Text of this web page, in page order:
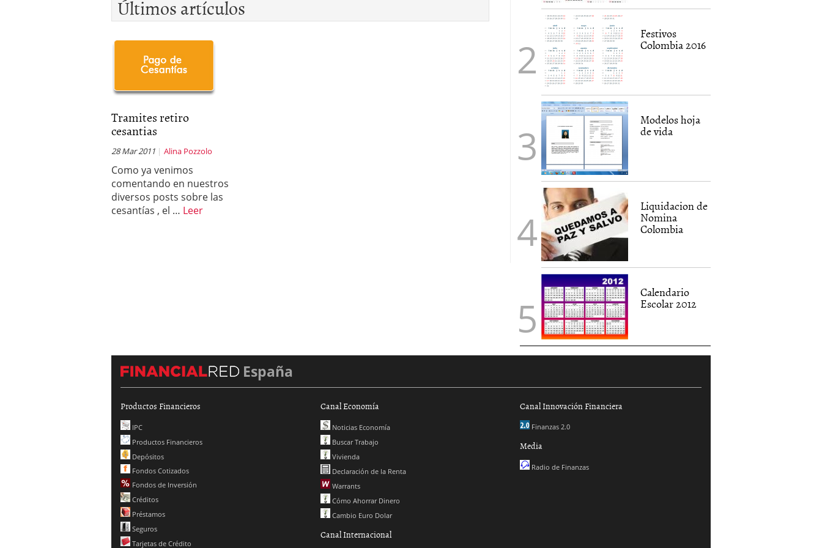
Últimos artículos
Tramites retiro
cesantias
28 Mar 2011 Alina Pozzolo
Como ya venimos
comentando en nuestros
diversos posts sobre las
cesantías , el … Leer
Festivos
Colombia 2016
Modelos hoja
de vida
Liquidacion de
Nomina
Colombia
Calendario
Escolar 2012
España
Productos Financieros
IPC
Productos Financieros
Depósitos
Fondos Cotizados
Fondos de Inversión
Créditos
Préstamos
Seguros
Tarjetas de Crédito
Canal Economía
Noticias Economía
Buscar Trabajo
Vivienda
Declaración de la Renta
Warrants
Cómo Ahorrar Dinero
Cambio Euro Dolar
Canal Internacional
Canal Innovación Financiera
Finanzas 2.0
Media
Radio de Finanzas